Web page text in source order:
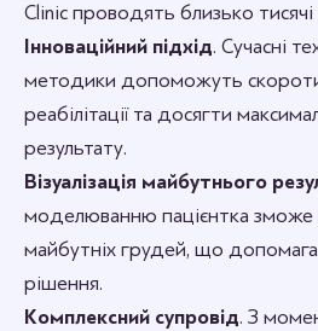
Clinic проводять близько
Інноваційний підхід. Сучасні
методики допоможуть
реабілітації та досягти
результату.
Візуалізація майбутнього
моделюванню пацієнтка
майбутніх грудей, що
рішення.
Комплексний супровід. З